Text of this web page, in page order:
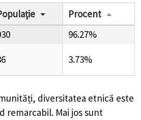
cu numărul de membri și
în populație:
membri (96.27% din
(0.00% din populația